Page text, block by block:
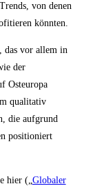
von denen
könnten.
das vor allem in
der
Osteuropa
qualitativ
die aufgrund
positioniert
hier („Globaler